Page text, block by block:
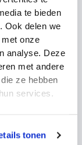
te bieden
Ook delen we
onze
analyse. Deze
met andere
ze hebben
services.
tonen